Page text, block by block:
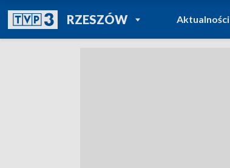
RZESZÓWPOWRÓT DO
TVP REGIONY
Aktualności